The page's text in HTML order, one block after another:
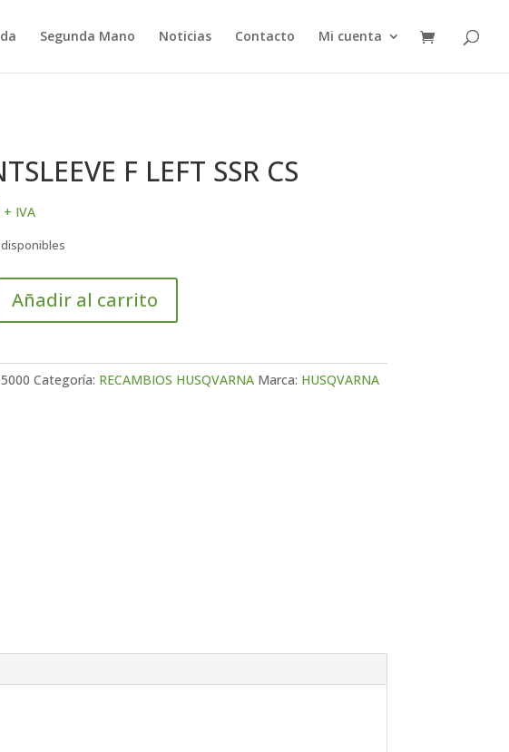
Segunda Mano Noticias Contacto Mi cuenta
F LEFT SSR CS
+ IVA
Añadir al carrito
Categoría: RECAMBIOS HUSQVARNA Marca: HUSQVARNA